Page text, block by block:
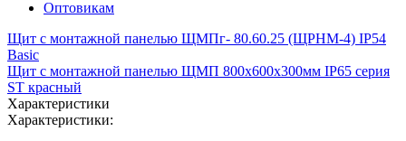
Оптовикам
Щит с монтажной панелью ЩМПг- 80.60.25 (ЩРНМ-4) IP54
Basic
Щит с монтажной панелью ЩМП 800x600x300мм IP65 серия
ST красный
Характеристики
Характеристики: